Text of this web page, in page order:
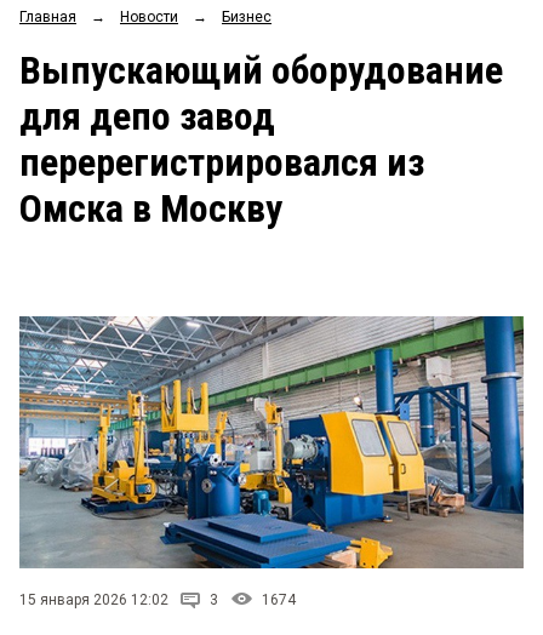
ОБЩЕСТВО
ЗАКОН
НОВОСТИ КОМПАНИЙ
ПРОИСШЕСТВИЯ
Рейтинги
Архив
Главная → Новости → Бизнес
Выпускающий оборудование
для депо завод
перерегистрировался из
Омска в Москву
15 января 2026 12:02 3 1674